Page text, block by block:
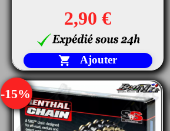
2,90 €
 Ajouter
-15%